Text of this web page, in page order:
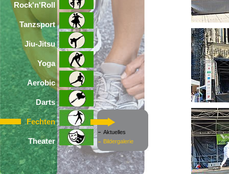
Rock'n'Roll
Tanzsport
Jiu-Jitsu
Yoga
Aerobic
Darts
Fechten
Aktuelles
Bildergalerie
Theater